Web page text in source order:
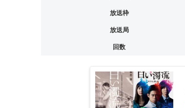
放送枠
放送局
回数